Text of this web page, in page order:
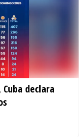
Cuba declara